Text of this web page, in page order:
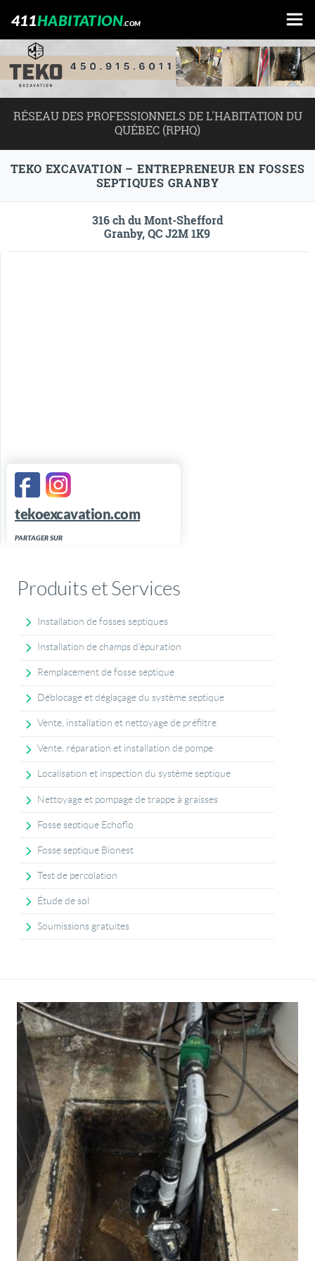
411HABITATION.COM
RÉSEAU DES PROFESSIONNELS DE L'HABITATION DU
QUÉBEC (RPHQ)
TEKO EXCAVATION – ENTREPRENEUR EN FOSSES
SEPTIQUES GRANBY
316 ch du Mont-Shefford
Granby, QC J2M 1K9
tekoexcavation.com
PARTAGER SUR
Produits et Services
Installation de fosses septiques
Installation de champs d’épuration
Remplacement de fosse septique
Déblocage et déglaçage du système septique
Vente, installation et nettoyage de préfiltre
Vente, réparation et installation de pompe
Localisation et inspection du système septique
Nettoyage et pompage de trappe à graisses
Fosse septique Echoflo
Fosse septique Bionest
Test de percolation
Étude de sol
Soumissions gratuites